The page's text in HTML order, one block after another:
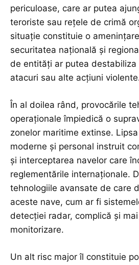
periculoase, care ar putea
teroriste sau rețele de crimă
situație constituie o
securitatea națională și
de entități ar putea destabiliza
atacuri sau alte acțiuni
În al doilea rând, provocările
operaționale împiedică o
zonelor maritime extinse.
moderne și personal instruit
și interceptarea navelor care
reglementările internaționale.
tehnologiile avansate de care
aceste nave, cum ar fi
detecției radar, complică și
monitorizare.
Un alt risc major îl constituie